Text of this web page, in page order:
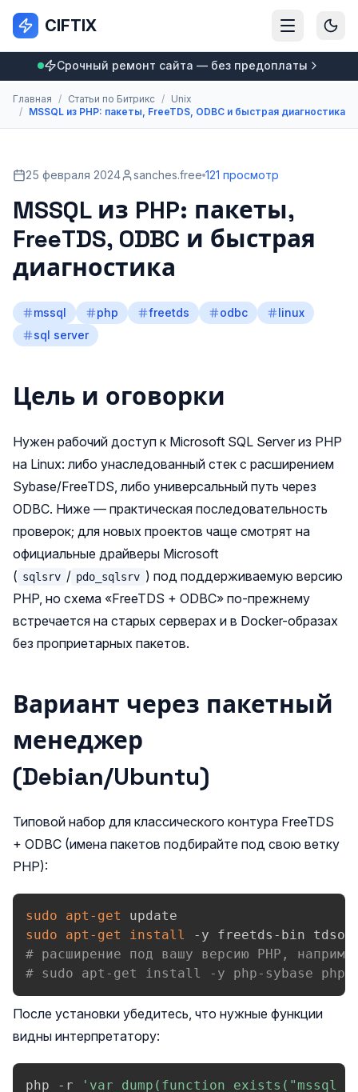
CIFTIX
Срочный ремонт сайта — без предоплаты
Главная / Статьи по Битрикс / Unix
/ MSSQL из PHP: пакеты, FreeTDS, ODBC и быстрая диагностика
25 февраля 2024 sanches.free 121 просмотр
MSSQL из PHP: пакеты,
FreeTDS, ODBC и быстрая
диагностика
mssql php freetds odbc
linux
sql server
Цель и оговорки
Нужен рабочий доступ к Microsoft SQL Server из PHP
на Linux: либо унаследованный стек с расширением
Sybase/FreeTDS, либо универсальный путь через
ODBC. Ниже — практическая последовательность
проверок; для новых проектов чаще смотрят на
официальные драйверы Microsoft
( sqlsrv / pdo_sqlsrv ) под поддерживаемую версию
PHP, но схема «FreeTDS + ODBC» по-прежнему
встречается на старых серверах и в Docker-образах
без проприетарных пакетов.
Вариант через пакетный
менеджер
(Debian/Ubuntu)
Типовой набор для классического контура FreeTDS
+ ODBC (имена пакетов подбирайте под свою ветку
PHP):
sudo apt-get
sudo
apt-get
install
# расширение под вашу версию PHP,
# sudo apt-get install -y php-sybase php-
После установки убедитесь, что нужные функции
видны интерпретатору:
php -r